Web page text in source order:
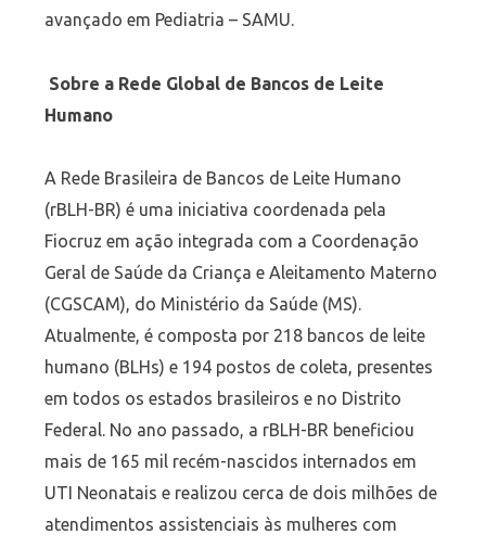
avançado em Pediatria – SAMU.
Sobre a Rede Global de Bancos de Leite
Humano
A Rede Brasileira de Bancos de Leite Humano
(rBLH-BR) é uma iniciativa coordenada pela
Fiocruz em ação integrada com a Coordenação
Geral de Saúde da Criança e Aleitamento Materno
(CGSCAM), do Ministério da Saúde (MS).
Atualmente, é composta por 218 bancos de leite
humano (BLHs) e 194 postos de coleta, presentes
em todos os estados brasileiros e no Distrito
Federal. No ano passado, a rBLH-BR beneficiou
mais de 165 mil recém-nascidos internados em
UTI Neonatais e realizou cerca de dois milhões de
atendimentos assistenciais às mulheres com